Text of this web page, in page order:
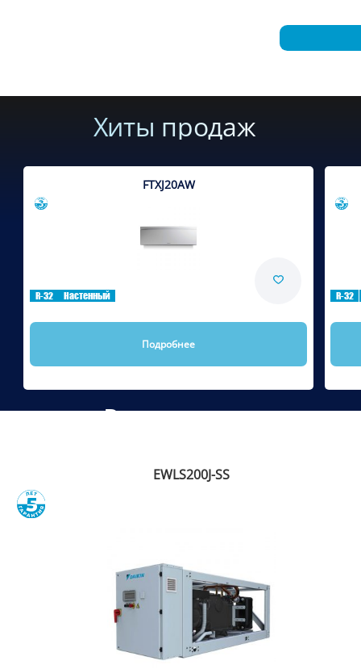
Хиты продаж
FTXJ20AW
R-32 Настенный
Подробнее
R-32
Рекомендуем
EWLS200J-SS